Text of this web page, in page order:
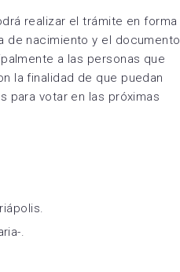
realizar el trámite en forma
de nacimiento y el documento
a las personas que
la finalidad de que puedan
para votar en las próximas
.